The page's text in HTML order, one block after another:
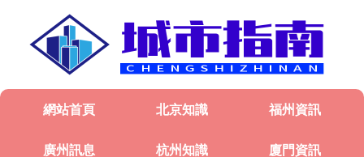
網站首頁 北京知識 福州資訊
廣州訊息 杭州知識 廈門資訊